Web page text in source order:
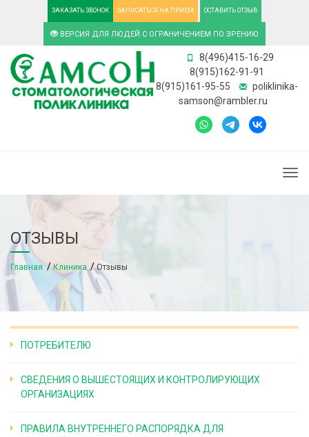
ЗАКАЗАТЬ ЗВОНОК ЗАПИСАТЬСЯ НА ПРИЕМ ОСТАВИТЬ ОТЗЫВ
ВЕРСИЯ ДЛЯ ЛЮДЕЙ С ОГРАНИЧЕНИЕМ ПО ЗРЕНИЮ
8(496)415-16-29
8(915)162-91-91
8(915)161-95-55
poliklinika-
samson@rambler.ru
ОТЗЫВЫ
Главная Клиника Отзывы
ПОТРЕБИТЕЛЮ
СВЕДЕНИЯ О ВЫШЕСТОЯЩИХ И КОНТРОЛИРУЮЩИХ
ОРГАНИЗАЦИЯХ
ПРАВИЛА ВНУТРЕННЕГО РАСПОРЯДКА ДЛЯ